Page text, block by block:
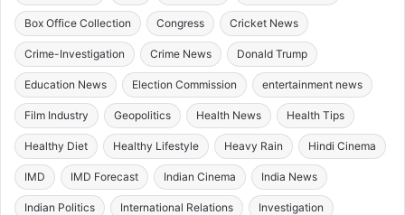
Box Office Collection Congress Cricket News
Crime-Investigation Crime News Donald Trump
Education News Election Commission entertainment news
Film Industry Geopolitics Health News Health Tips
Healthy Diet Healthy Lifestyle Heavy Rain Hindi Cinema
IMD IMD Forecast Indian Cinema India News
Indian Politics International Relations Investigation